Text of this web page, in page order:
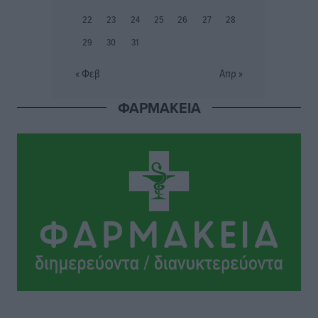
Συνελήφθη 37χρονη στη Ρόδο γιατί είχε αφήσει τα
Αθλητικά• πριν 16 ώρες
Σι Τζέι Χάρις: «Να πανηγυρίσουμε πολλές νίκες μαζί»
Αθλητικά • πριν 17 ώρες
Ροδήλιος: Ο απολογισμός από το Πανελλήνιο
Πρωτάθλημα Πίστας
22
23 24 25 26 27
28
29
30 31
« Φεβ Απρ »
ΦΑΡΜΑΚΕΙΑ